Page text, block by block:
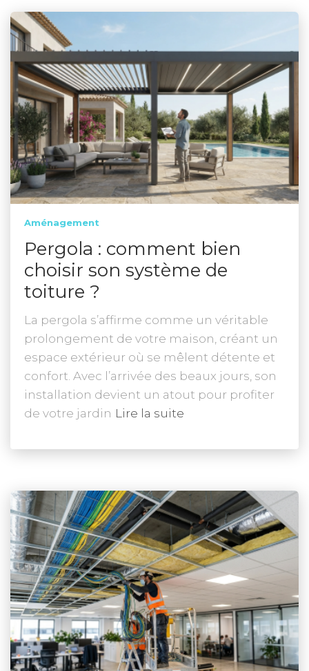
Aménagement
Pergola : comment bien
choisir son système de
toiture ?
La pergola s’affirme comme un véritable
prolongement de votre maison, créant un
espace extérieur où se mêlent détente et
confort. Avec l’arrivée des beaux jours, son
installation devient un atout pour profiter
de votre jardin Lire la suite